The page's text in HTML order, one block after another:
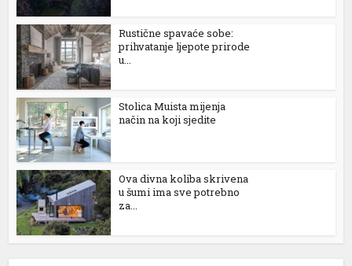
Rustične spavaće sobe:
prihvatanje ljepote prirode
u...
Stolica Muista mijenja
način na koji sjedite
Ova divna koliba skrivena
u šumi ima sve potrebno
za...